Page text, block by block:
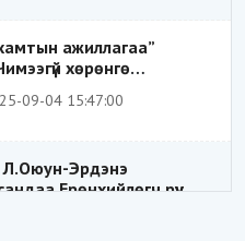
ажиллагаа”
хөрөнгө
09-04 15:47:00
Л.Оюун-Эрдэнэ
Ерөнхийлөгч рүү